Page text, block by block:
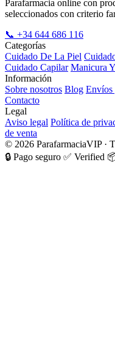
Parafarmacia online con
seleccionados con criterio
📞 +34 644 686 116
Categorías
Cuidado De La Piel
Cuidado Capilar Manicura
Información
Sobre nosotros Blog Envíos
Contacto
Legal
Aviso legal Política de
de venta
© 2026 ParafarmaciaVIP ·
🔒 Pago seguro ✅ Verified